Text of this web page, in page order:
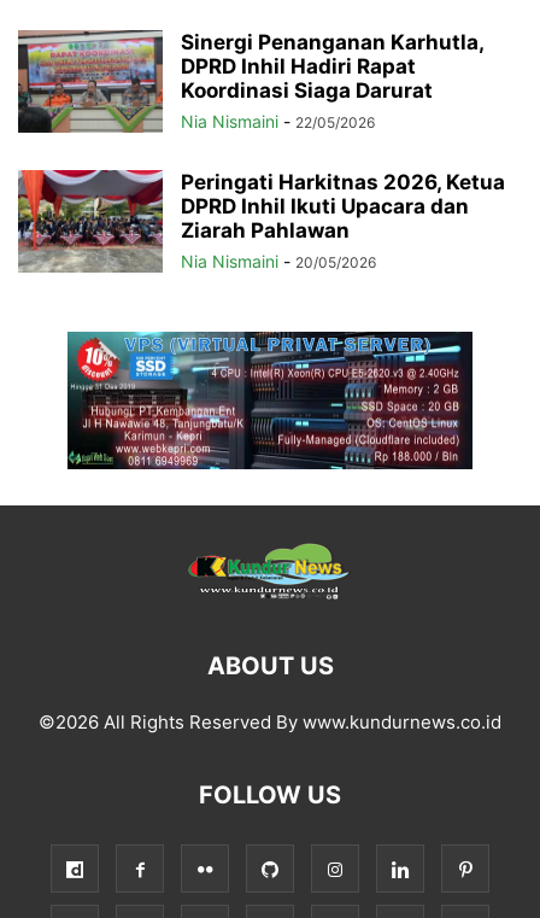
Sinergi Penanganan Karhutla,
DPRD Inhil Hadiri Rapat
Koordinasi Siaga Darurat
Nia Nismaini - 22/05/2026
Peringati Harkitnas 2026, Ketua
DPRD Inhil Ikuti Upacara dan
Ziarah Pahlawan
Nia Nismaini - 20/05/2026
ABOUT US
©2026 All Rights Reserved By www.kundurnews.co.id
FOLLOW US